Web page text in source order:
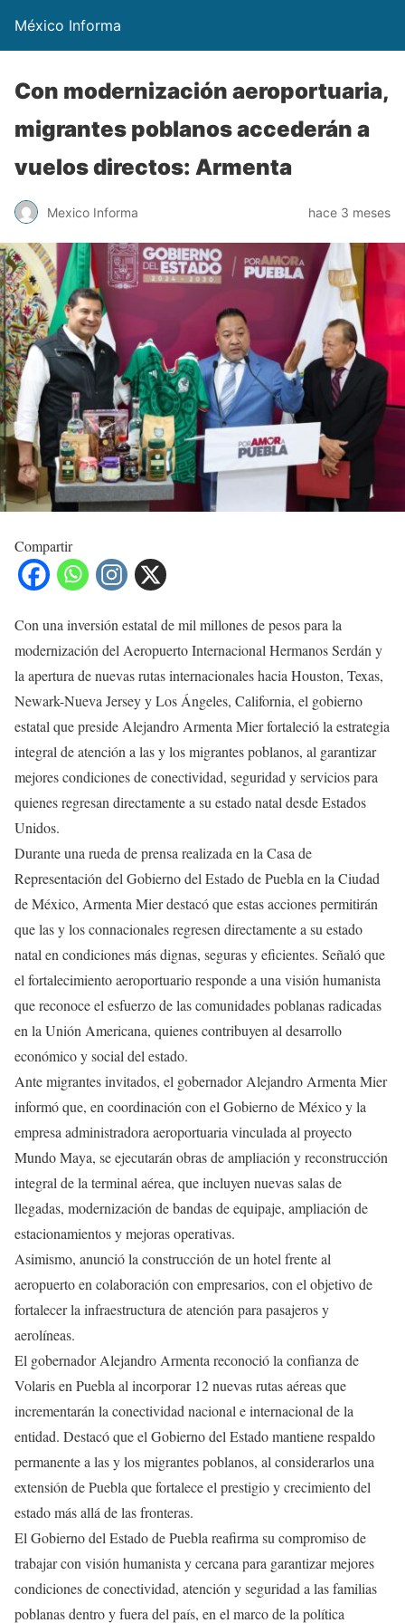
México Informa
Con modernización aeroportuaria,
migrantes poblanos accederán a
vuelos directos: Armenta
Mexico Informa hace 3 meses
Compartir
Con una inversión estatal de mil millones de pesos para la
modernización del Aeropuerto Internacional Hermanos Serdán y
la apertura de nuevas rutas internacionales hacia Houston, Texas,
Newark-Nueva Jersey y Los Ángeles, California, el gobierno
estatal que preside Alejandro Armenta Mier fortaleció la estrategia
integral de atención a las y los migrantes poblanos, al garantizar
mejores condiciones de conectividad, seguridad y servicios para
quienes regresan directamente a su estado natal desde Estados
Unidos.
Durante una rueda de prensa realizada en la Casa de
Representación del Gobierno del Estado de Puebla en la Ciudad
de México, Armenta Mier destacó que estas acciones permitirán
que las y los connacionales regresen directamente a su estado
natal en condiciones más dignas, seguras y eficientes. Señaló que
el fortalecimiento aeroportuario responde a una visión humanista
que reconoce el esfuerzo de las comunidades poblanas radicadas
en la Unión Americana, quienes contribuyen al desarrollo
económico y social del estado.
Ante migrantes invitados, el gobernador Alejandro Armenta Mier
informó que, en coordinación con el Gobierno de México y la
empresa administradora aeroportuaria vinculada al proyecto
Mundo Maya, se ejecutarán obras de ampliación y reconstrucción
integral de la terminal aérea, que incluyen nuevas salas de
llegadas, modernización de bandas de equipaje, ampliación de
estacionamientos y mejoras operativas.
Asimismo, anunció la construcción de un hotel frente al
aeropuerto en colaboración con empresarios, con el objetivo de
fortalecer la infraestructura de atención para pasajeros y
aerolíneas.
El gobernador Alejandro Armenta reconoció la confianza de
Volaris en Puebla al incorporar 12 nuevas rutas aéreas que
incrementarán la conectividad nacional e internacional de la
entidad. Destacó que el Gobierno del Estado mantiene respaldo
permanente a las y los migrantes poblanos, al considerarlos una
extensión de Puebla que fortalece el prestigio y crecimiento del
estado más allá de las fronteras.
El Gobierno del Estado de Puebla reafirma su compromiso de
trabajar con visión humanista y cercana para garantizar mejores
condiciones de conectividad, atención y seguridad a las familias
poblanas dentro y fuera del país, en el marco de la política